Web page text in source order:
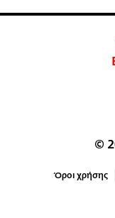
©
Όροι χρήσης